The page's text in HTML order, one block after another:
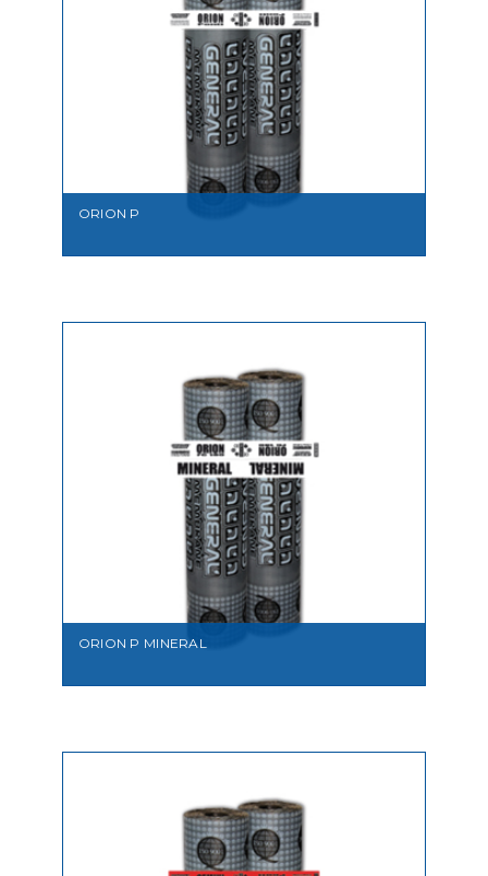
VEDI
ORION P
Membrana BituminosaAPP -15°C
VEDI
ORION P MINERAL
Membrana BituminosaAPP -15°C